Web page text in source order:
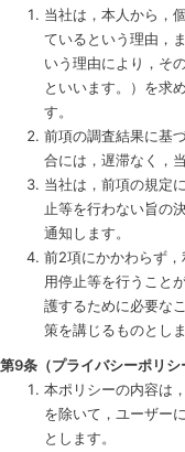
当社は，本人から，
ているという理由，
いう理由により，そ
といいます。）を求
す。
前項の調査結果に基
合には，遅滞なく，
当社は，前項の規定
止等を行わない旨の
通知します。
前2項にかかわらず
用停止等を行うこと
護するために必要な
策を講じるものとしま
第9条（プライバシーポリシ
本ポリシーの内容は
を除いて，ユーザー
とします。